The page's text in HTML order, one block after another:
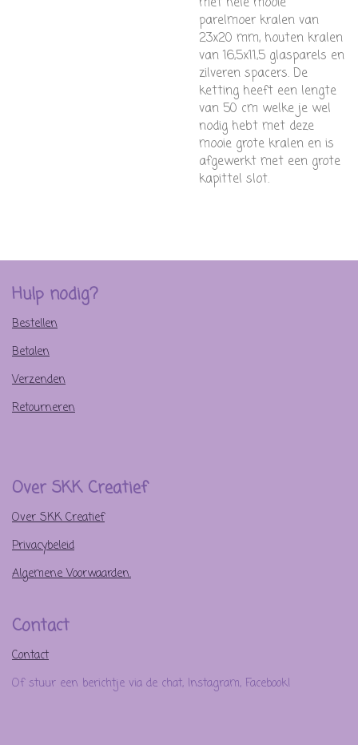
parelmoer kralen van
23x20 mm, houten kralen
van 16,5x11,5 glasparels en
zilveren spacers. De
ketting heeft een lengte
van 50 cm welke je wel
nodig hebt met deze
mooie grote kralen en is
afgewerkt met een grote
kapittel slot.
Hulp nodig?
Bestellen
Betalen
Verzenden
Retourneren
Over SKK Creatief
Over SKK Creatief
Privacybeleid
Algemene Voorwaarden.
Contact
Contact
Of stuur een berichtje via de chat, Instagram, Facebook!